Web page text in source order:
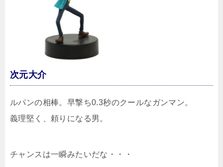
次元大介
ルパンの相棒。早撃ち0.3秒のクールなガンマン。
義理堅く、頼りになる男。
チャンスは一瞬みたいだな・・・